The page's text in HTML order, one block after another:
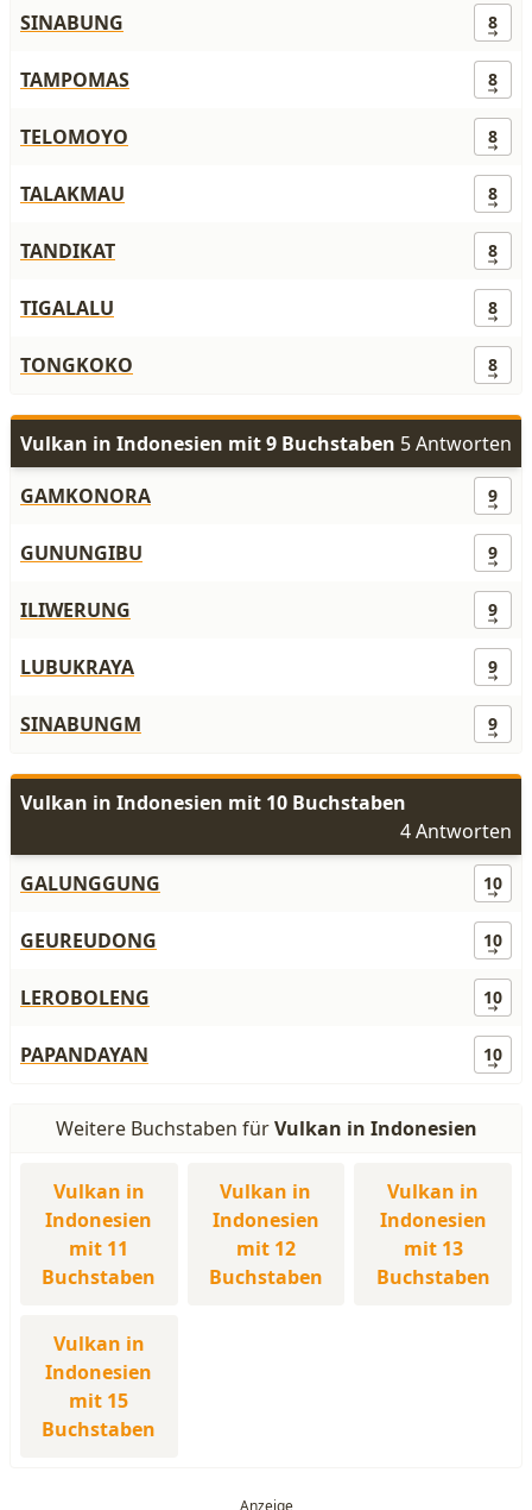
SINABUNG 8
TAMPOMAS 8
TELOMOYO 8
TALAKMAU 8
TANDIKAT 8
TIGALALU 8
TONGKOKO 8
Vulkan in Indonesien mit 9 Buchstaben 5 Antworten
GAMKONORA
9
GUNUNGIBU 9
ILIWERUNG 9
LUBUKRAYA 9
SINABUNGM 9
Vulkan in Indonesien mit 10 Buchstaben
4 Antworten
GALUNGGUNG
10
GEUREUDONG 10
LEROBOLENG 10
PAPANDAYAN 10
Weitere Buchstaben fürVulkan in Indonesien
Vulkan in
Indonesien
mit 11
Buchstaben
Vulkan in
Indonesien
mit 12
Buchstaben
Vulkan in
Indonesien
mit 13
Buchstaben
Vulkan in
Indonesien
mit 15
Buchstaben